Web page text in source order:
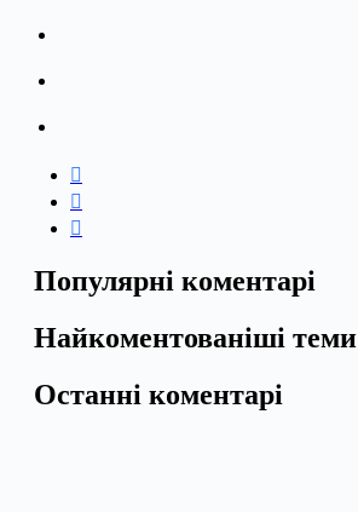
Популярні коментарі
Найкоментованіші теми
Останні коментарі